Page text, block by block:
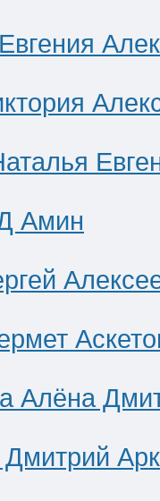
Амин
Алёна